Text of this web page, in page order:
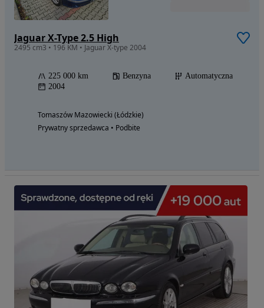
Jaguar X-Type 2.5 High
2495 cm3 • 196 KM • Jaguar X-type 2004
225 000 km Benzyna
Automatyczna
2004
Tomaszów Mazowiecki (Łódzkie)
Prywatny sprzedawca • Podbite